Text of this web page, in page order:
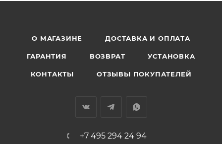
О МАГАЗИНЕ ДОСТАВКА И ОПЛАТА
ГАРАНТИЯ ВОЗВРАТ УСТАНОВКА
КОНТАКТЫ ОТЗЫВЫ ПОКУПАТЕЛЕЙ
+7 495 294 24 94